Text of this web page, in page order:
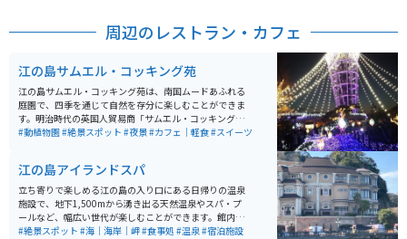
もあります。 松本館では本格的な蕎麦を楽しんだり、蕎
岸とヨットハーバーを望むウッドデッキでフレンチトー
ストなどを楽しむことができます。ポリョン広場では韓
国の国花である「ムクゲ」などを観賞することができま
す。春澤園では中国の伝統的な建築物を見ることができ
ます。ウィンザー広場には美しい「カナディアンロー
ズ」が植えられています。
周辺のレストラン・カフェ
江の島サムエル・コッキング苑
江の島サムエル・コッキング苑は、南国ムードあふれる
庭園で、四季を通じて自然を存分に楽しむことができま
す。明治時代の英国人貿易商「サムエル・コッキング」
に由来する和洋折衷の植物園です。 ここには世界中の珍
カミヒイラギ」なども生育しています。また、関東大震
災などで失われたサムエル氏の温室跡も見学することが
できます。苑内には藤沢市と関連の深い姉妹都市エリア
もあります。 松本館では本格的な蕎麦を楽しんだり、蕎
麦打ち体験もできます。マイアミビーチ広場では片瀬海
#動植物園#絶景スポット #夜景#カフェ｜軽食#スイーツ
江の島アイランドスパ
立ち寄りで楽しめる江の島の入り口にある日帰りの温泉
施設で、地下1,500mから湧き出る天然温泉やスパ・プ
ールなど、幅広い世代が楽しむことができます。館内か
らは江の島の美しい風景だけではなく、雄大な富士山も
#絶景スポット #海｜海岸｜岬#食事処 #温泉#宿泊施設